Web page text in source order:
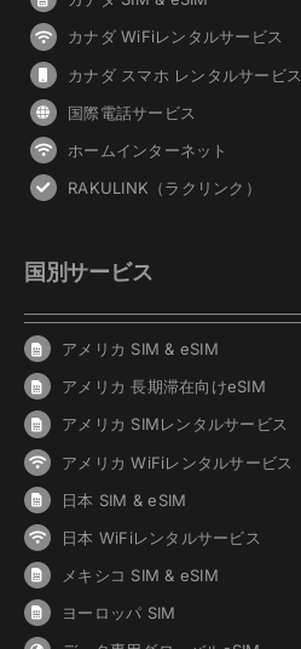
カナダ WiFiレンタルサービス
カナダ スマホ レンタルサービス
国際電話サービス
ホームインターネット
RAKULINK（ラクリンク）
国別サービス
アメリカ SIM & eSIM
アメリカ 長期滞在向けeSIM
アメリカ SIMレンタルサービス
アメリカ WiFiレンタルサービス
日本 SIM & eSIM
日本 WiFiレンタルサービス
メキシコ SIM & eSIM
ヨーロッパ SIM